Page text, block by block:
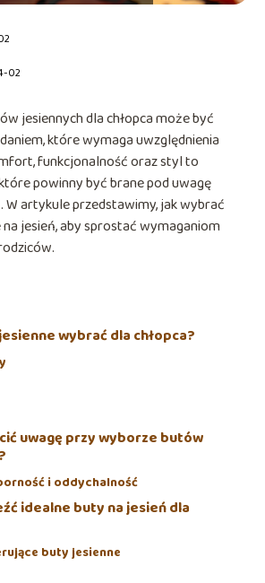
02
jesiennych dla chłopca może być
które wymaga uwzględnienia
funkcjonalność oraz styl to
powinny być brane pod uwagę
W artykule przedstawimy, jak wybrać
jesień, aby sprostać wymaganiom
wybrać dla chłopca?
uwagę przy wyborze butów
i oddychalność
idealne buty na jesień dla
buty jesienne